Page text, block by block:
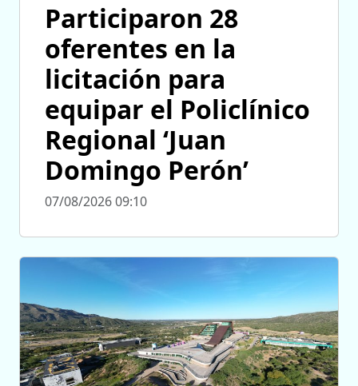
Participaron 28
oferentes en la
licitación para
equipar el Policlínico
Regional ‘Juan
Domingo Perón’
07/08/2026 09:10